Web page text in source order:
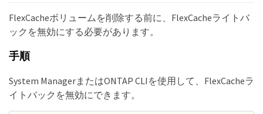
FlexCacheボリュームを削除する前に、FlexCacheライトバ
ックを無効にする必要があります。
手順
System ManagerまたはONTAP CLIを使用して、FlexCacheラ
イトバックを無効にできます。